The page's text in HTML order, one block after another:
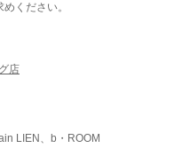
ください。
店
LIEN、b・ROOM